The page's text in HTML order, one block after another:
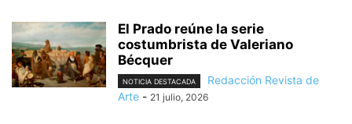
El Prado reúne la serie
costumbrista de Valeriano
Bécquer
NOTICIA DESTACADA
Redacción Revista de
Arte - 21 julio, 2026